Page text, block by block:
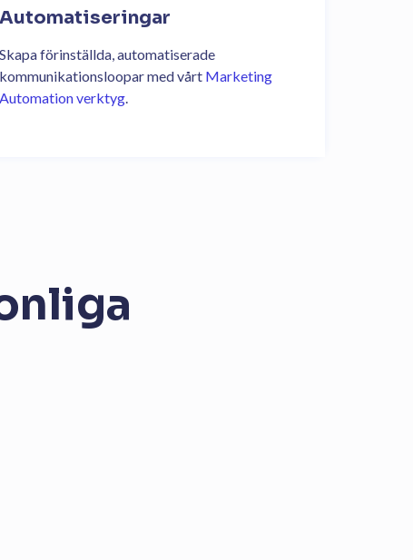
Automatiseringar
Skapa förinställda, automatiserade
kommunikationsloopar med vårt Marketing
Automation verktyg.